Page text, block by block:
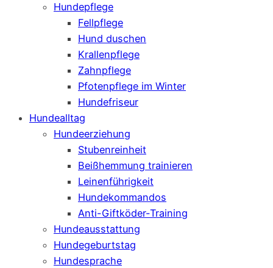
Hundepflege
Fellpflege
Hund duschen
Krallenpflege
Zahnpflege
Pfotenpflege im Winter
Hundefriseur
Hundealltag
Hundeerziehung
Stubenreinheit
Beißhemmung trainieren
Leinenführigkeit
Hundekommandos
Anti-Giftköder-Training
Hundeausstattung
Hundegeburtstag
Hundesprache